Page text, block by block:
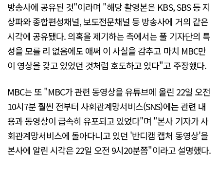
방송사에 공유된 것"이라며 "해당 촬영본은 KBS, SBS 등 지
상파와 종합편성채널, 보도전문채널 등 방송사에 거의 같은
시각에 공유됐다. 의혹을 제기하는 측에서는 풀 기자단의 특
성을 모를 리 없음에도 애써 이 사실을 감추고 마치 MBC만
이 영상을 갖고 있었던 것처럼 호도하고 있다"고 주장했다.
MBC는 또 "MBC가 관련 동영상을 유튜브에 올린 22일 오전
10시7분 훨씬 전부터 사회관계망서비스(SNS)에는 관련 내
용과 동영상이 급속히 유포되고 있었다"며 "본사 기자가 사
회관계망서비스에 돌아다니고 있던 '반디캠 캡처 동영상'을
본사에 알린 시각은 22일 오전 9시20분쯤"이라고 설명했다.